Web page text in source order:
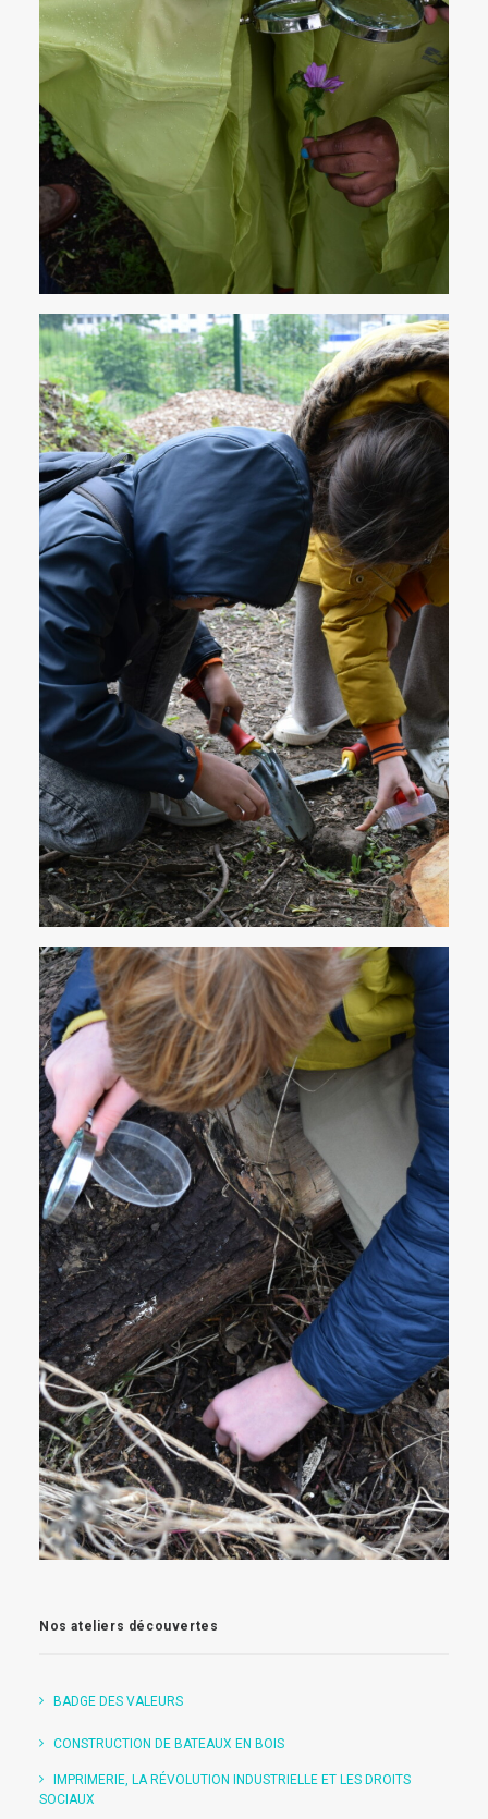
Nos ateliers découvertes
BADGE DES VALEURS
CONSTRUCTION DE BATEAUX EN BOIS
IMPRIMERIE, LA RÉVOLUTION INDUSTRIELLE ET LES DROITS
SOCIAUX